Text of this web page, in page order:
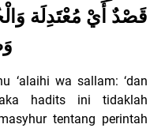
قَصْدٌ أَيْ مُعْتَدِلَة
‘alaihi wa sallam: ‘dan
hadits ini tidaklah
tentang perintah